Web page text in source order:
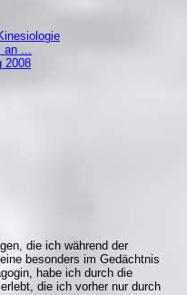
...
2008
die ich während der
besonders im Gedächtnis
habe ich durch die
die ich vorher nur durch